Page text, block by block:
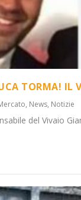
TORMA! IL
, News, Notizie
del Vivaio